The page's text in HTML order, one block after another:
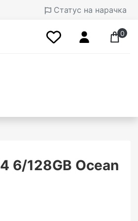
Статус на нарачка
0
6/128GB Ocean